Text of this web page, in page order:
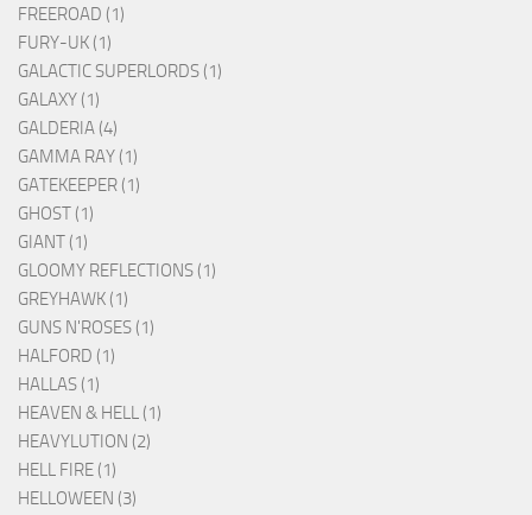
FREEROAD (1)
FURY-UK (1)
GALACTIC SUPERLORDS (1)
GALAXY (1)
GALDERIA (4)
GAMMA RAY (1)
GATEKEEPER (1)
GHOST (1)
GIANT (1)
GLOOMY REFLECTIONS (1)
GREYHAWK (1)
GUNS N'ROSES (1)
HALFORD (1)
HALLAS (1)
HEAVEN & HELL (1)
HEAVYLUTION (2)
HELL FIRE (1)
HELLOWEEN (3)